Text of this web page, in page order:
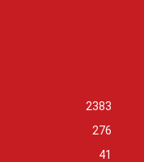
2383
276
41